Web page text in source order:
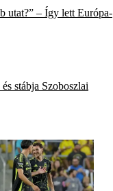
utat?” – Így lett Európa-
stábja Szoboszlai